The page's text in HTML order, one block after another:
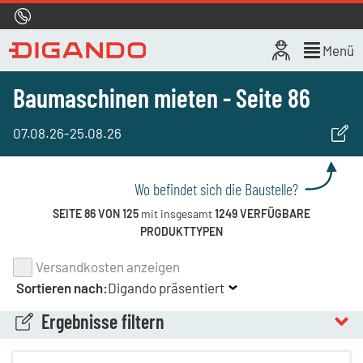
Menü
Baumaschinen mieten - Seite 86
07.08.26-25.08.26
Wo befindet sich die Baustelle?
SEITE 86 VON 125mit insgesamt1249 VERFÜGBARE
PRODUKTTYPEN
Ergebnisse filtern
Versandkosten anzeigen
Sortieren nach:Digando präsentiert